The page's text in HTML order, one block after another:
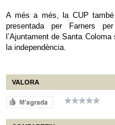
A més a més, la CUP
presentada per Farners
l’Ajuntament de Santa
la independència.
VALORA